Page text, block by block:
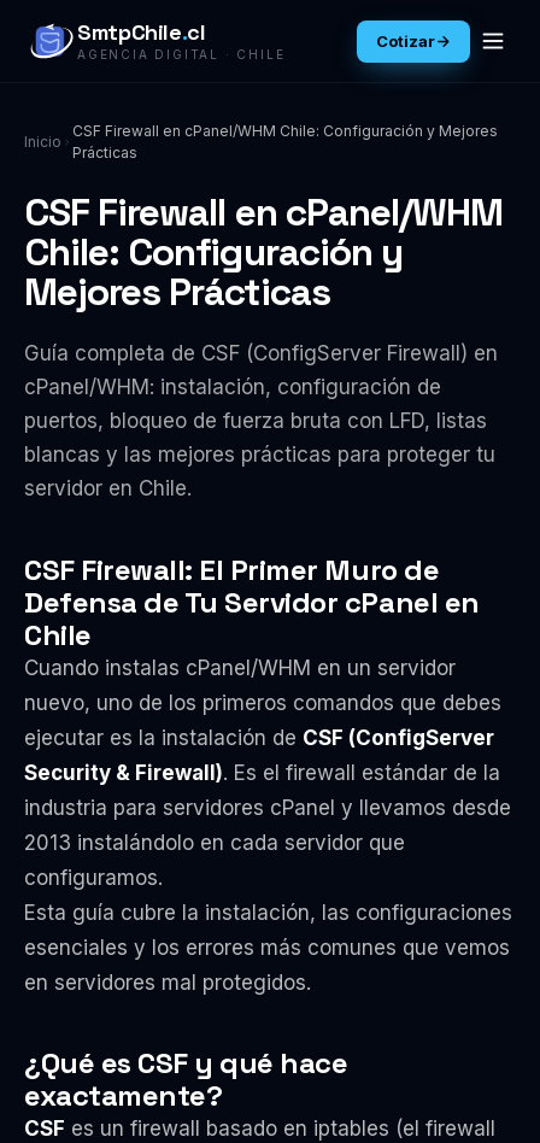
SmtpChile.cl
AGENCIA DIGITAL · CHILE
Cotizar
Inicio
CSF Firewall en cPanel/WHM Chile: Configuración y Mejores
Prácticas
CSF Firewall en cPanel/WHM
Chile: Configuración y
Mejores Prácticas
Guía completa de CSF (ConfigServer Firewall) en
cPanel/WHM: instalación, configuración de
puertos, bloqueo de fuerza bruta con LFD, listas
blancas y las mejores prácticas para proteger tu
servidor en Chile.
CSF Firewall: El Primer Muro de
Defensa de Tu Servidor cPanel en
Chile
Cuando instalas cPanel/WHM en un servidor
nuevo, uno de los primeros comandos que debes
ejecutar es la instalación de CSF (ConfigServer
Security & Firewall). Es el firewall estándar de la
industria para servidores cPanel y llevamos desde
2013 instalándolo en cada servidor que
configuramos.
Esta guía cubre la instalación, las configuraciones
esenciales y los errores más comunes que vemos
en servidores mal protegidos.
¿Qué es CSF y qué hace
exactamente?
CSF es un firewall basado en iptables (el firewall